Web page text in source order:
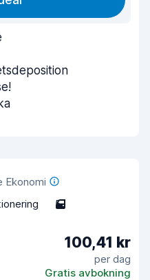
Ekonomi
5
100,41 kr
per dag
Gratis avbokning